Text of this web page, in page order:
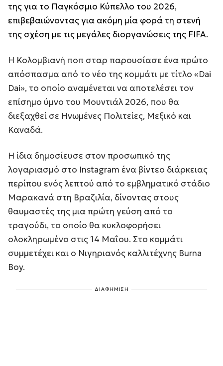
της για το Παγκόσμιο Κύπελλο του 2026,
επιβεβαιώνοντας για ακόμη μία φορά τη στενή
της σχέση με τις μεγάλες διοργανώσεις της FIFA.
Η Κολομβιανή ποπ σταρ παρουσίασε ένα πρώτο
απόσπασμα από το νέο της κομμάτι με τίτλο «Dai
Dai», το οποίο αναμένεται να αποτελέσει τον
επίσημο ύμνο του Μουντιάλ 2026, που θα
διεξαχθεί σε Ηνωμένες Πολιτείες, Μεξικό και
Καναδά.
Η ίδια δημοσίευσε στον προσωπικό της
λογαριασμό στο Instagram ένα βίντεο διάρκειας
περίπου ενός λεπτού από το εμβληματικό στάδιο
Μαρακανά στη Βραζιλία, δίνοντας στους
θαυμαστές της μια πρώτη γεύση από το
τραγούδι, το οποίο θα κυκλοφορήσει
ολοκληρωμένο στις 14 Μαΐου. Στο κομμάτι
συμμετέχει και ο Νιγηριανός καλλιτέχνης Burna
Boy.
ΔΙΑΦΗΜΙΣΗ